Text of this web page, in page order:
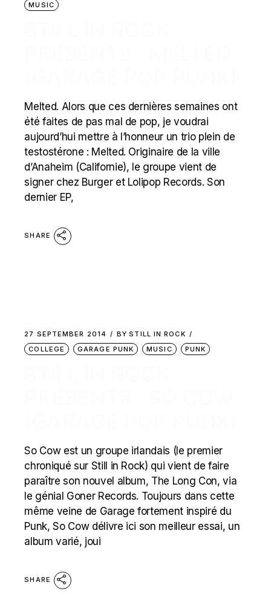
MUSIC
Melted. Alors que ces dernières semaines ont
été faites de pas mal de pop, je voudrai
aujourd’hui mettre à l’honneur un trio plein de
testostérone : Melted. Originaire de la ville
d’Anaheim (Californie), le groupe vient de
signer chez Burger et Lolipop Records. Son
dernier EP,
SHARE
27 SEPTEMBER 2014 BY STILL IN ROCK
COLLEGE
GARAGE PUNK MUSIC PUNK
So Cow est un groupe irlandais (le premier
chroniqué sur Still in Rock) qui vient de faire
paraître son nouvel album, The Long Con, via
le génial Goner Records. Toujours dans cette
même veine de Garage fortement inspiré du
Punk, So Cow délivre ici son meilleur essai, un
album varié, joui
SHARE